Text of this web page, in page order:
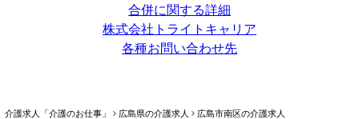
合併に関する詳細
株式会社トライトキャリア
各種お問い合わせ先
介護求人「介護のお仕事」 広島県の介護求人 広島市南区の介護求人